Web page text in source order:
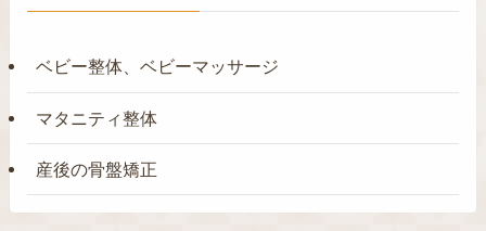
ベビー整体、ベビーマッサージ
マタニティ整体
産後の骨盤矯正